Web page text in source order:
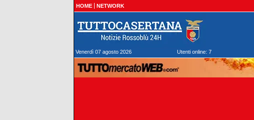
HOME NETWORK
Venerdì 07 agosto 2026 Utenti online: 7